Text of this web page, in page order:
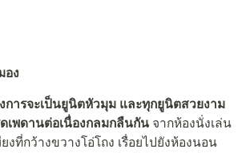
อง
การจะเป็นยูนิตหัวมุม และทุกยูนิตสวยงาม
เพดานต่อเนื่องกลมกลืนกัน จากห้องนั่งเล่น
งที่กว้างขวางโอ่โถง เรื่อยไปยังห้องนอน